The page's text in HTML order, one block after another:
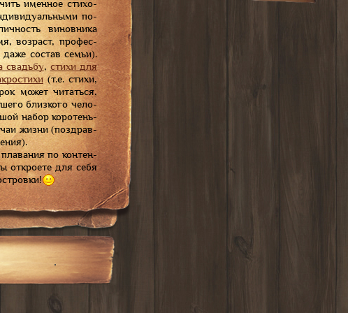
имен­ное сти­хо­
по­
ви­нов­ни­ка
воз­раст, про­фес­
со­став семьи).
свадь­бу, сти­хи для
(т.е. сти­хи,
мо­жет чи­тать­ся,
близ­ко­го че­ло­
на­бор ко­ро­тень­
жиз­ни (по­здрав­
по кон­тен­
от­кро­е­те для се­бя